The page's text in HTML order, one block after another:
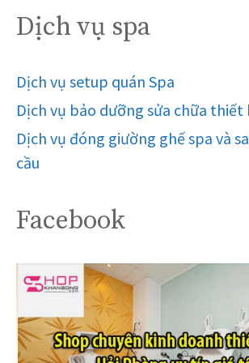
Dịch vụ spa
Dịch vụ setup quán Spa
Dịch vụ bảo dưỡng sửa chữa thiết
Dịch vụ đóng giường ghế spa và
cầu
Facebook